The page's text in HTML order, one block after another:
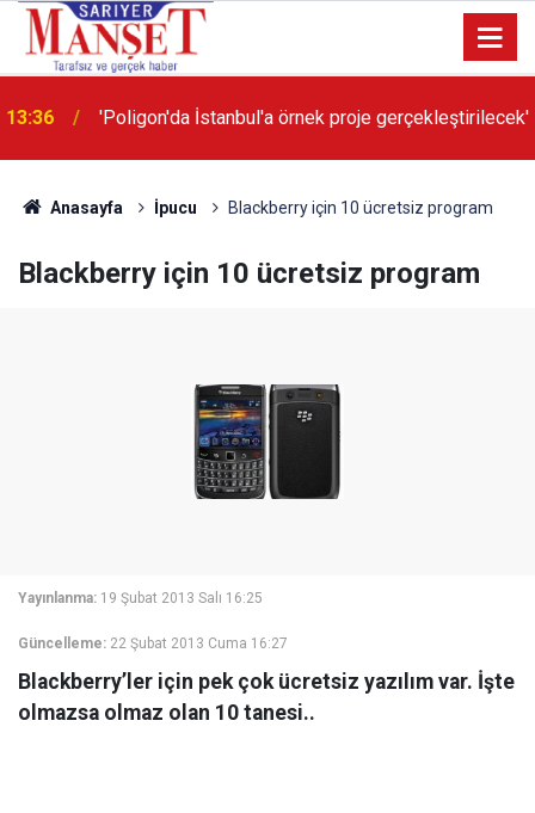
13:36 'Poligon'da İstanbul'a örnek proje gerçekleştirilecek'
Anasayfa İpucu Blackberry için 10 ücretsiz program
Blackberry için 10 ücretsiz program
Yayınlanma: 19 Şubat 2013 Salı 16:25
Güncelleme: 22 Şubat 2013 Cuma 16:27
Blackberry’ler için pek çok ücretsiz yazılım var. İşte
olmazsa olmaz olan 10 tanesi..